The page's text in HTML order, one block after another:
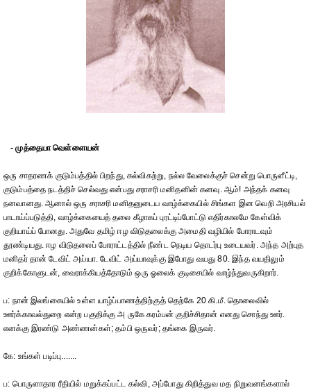
- முத்தையா வெள்ளையன்
ஒரு சாதரணக் குடும்பத்தில் பிறந்து, கல்விகற்று, நல்ல வேலைக்குச் சென்று பொருளீட்டி,
குடும்பத்தை நடத்திச் செல்வது என்பது சராசரி மனிதனின் கனவு. ஆம்! அந்தக் கனவு
நனவானது. ஆனால் ஒரு சராசரி மனிதனுடைய வாழ்க்கையில் சிங்கள இன வெறி அரசியல்
பாடாய்ப்படுத்தி, வாழ்க்கையைத் தலை கீழாகப் புரட்டிப்போட்டு எதிர்காலமே கேள்விக்
குறியாய்ப் போனது. அதுவே தமிழ் ஈழ விடுதலைக்கு அமைதி வழியில் போராடவும்
தூண்டியது. ஈழ விடுதலைப் போராட்டத்தில் நீண்ட நெடிய தொடர்பு உடையவர். அந்த அற்புத
மனிதர் தான் டேவிட் அய்யா. டேவிட் அய்யாவுக்கு இபோது வயது 80. இந்த வயதிலும்
குறிக்கோளுடன், வைராக்கியத்தோடும் ஒரு ஓலைக் குடிசையில் வாழ்ந்துவருகிறார்.
ப: நான் இலங்கையில் உள்ள யாழ்ப்பாணத்திற்குத் தெற்கே 20 கி.மீ. தொலைவில்
ஊர்க்காவல்துறை என்ற பகுதிக்கு அ ருகே கரம்பன் குறிச்சிதான் எனது சொந்து ஊர்.
எனக்கு இரண்டு அண்ணன்கள்; தம்பி ஒருவர்; தங்கை இருவர்.
கே: உங்கள் படிப்பு.......
ப: பொருளாதார ரீதியில் மறுக்கப்பட்ட கல்வி, அப்போது கிறித்துவ மத நிறுவனங்களால்